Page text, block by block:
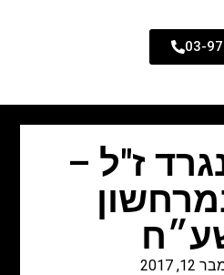
03-
ז"ל –
2017